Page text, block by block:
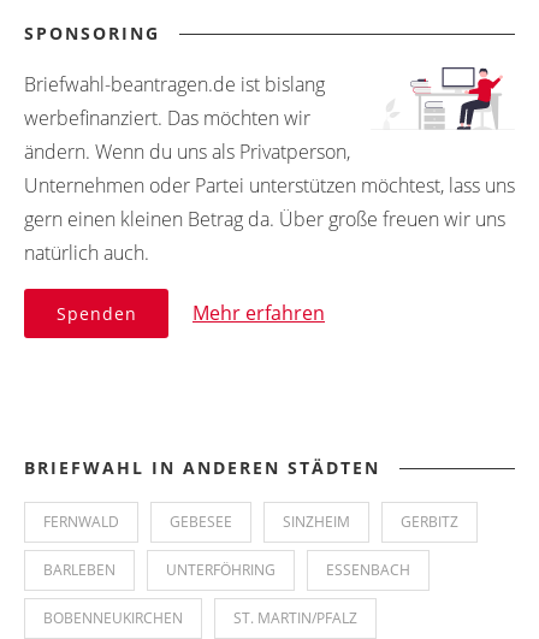
SPONSORING
Briefwahl-beantragen.de ist bislang
werbefinanziert. Das möchten wir
ändern. Wenn du uns als Privatperson,
Unternehmen oder Partei unterstützen möchtest, lass uns
gern einen kleinen Betrag da. Über große freuen wir uns
natürlich auch.
Spenden Mehr erfahren
BRIEFWAHL IN ANDEREN STÄDTEN
FERNWALD GEBESEE SINZHEIM GERBITZ
BARLEBEN UNTERFÖHRING ESSENBACH
BOBENNEUKIRCHEN ST. MARTIN/PFALZ